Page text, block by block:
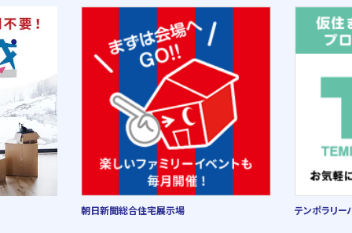
朝日新聞総合住宅展示場 テンポラリー